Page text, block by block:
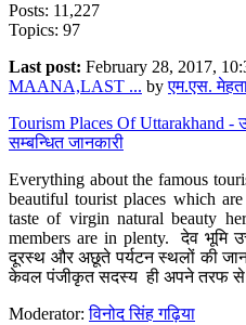
Posts: 11,227
Topics: 97
Last post: February 28, 2017,
MAANA,LAST ... byएम.एस.
Tourism Places Of Uttarakhand -
सम्बन्धित जानकारी
Everything about the famous
beautiful tourist places which
taste of virgin natural beauty
members are in plenty. देव भूमि
दूरस्थ और अछूते पर्यटन स्थलों की
केवल पंजीकृत सदस्य ही अपने तरफ से
Moderator:विनोद सिंह गढ़िया